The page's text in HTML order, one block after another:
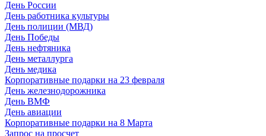
День России
День работника культуры
День полиции (МВД)
День Победы
День нефтяника
День металлурга
День медика
Корпоративные подарки на 23 февраля
День железнодорожника
День ВМФ
День авиации
Корпоративные подарки на 8 Марта
Запрос на просчет